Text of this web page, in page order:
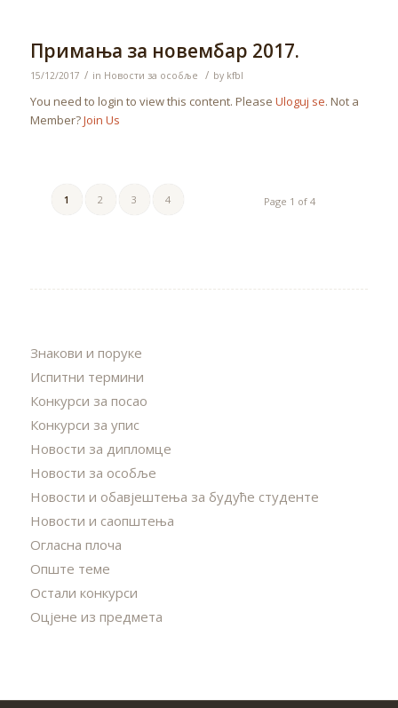
Примања за новембар 2017.
15/12/2017 / in Новости за особље / by kfbl
You need to login to view this content. Please Uloguj se. Not a
Member?Join Us
Page 1 of 4
1 2 3 4
Знакови и поруке
Испитни термини
Конкурси за посао
Конкурси за упис
Новости за дипломце
Новости за особље
Новости и обавјештења за будуће студенте
Новости и саопштења
Огласна плоча
Опште теме
Остали конкурси
Оцјене из предмета